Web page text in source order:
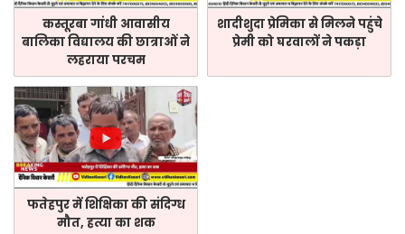
कस्तूरबा गांधी आवासीय
बालिका विद्यालय की छात्राओं ने
लहराया परचम
शादीशुदा प्रेमिका से मिलने पहुंचे
प्रेमी को घरवालों ने पकड़ा
फतेहपुर में शिक्षिका की संदिग्ध
मौत, हत्या का शक